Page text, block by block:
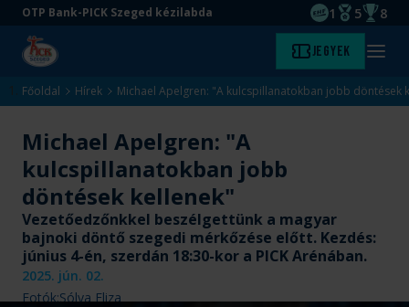
Ugrás
tartalomra
Ugrás
aljára
OTP Bank-PICK Szeged kézilabda
EHF
1
Magyar
5 8
Kezdőlap Jegyek Menü
Főoldal Hírek Michael Apelgren: "A kulcspillanatokban jobb döntések
Michael Apelgren: "A
kulcspillanatokban jobb
döntések kellenek"
Vezetőedzőnkkel beszélgettünk a magyar
bajnoki döntő szegedi mérkőzése előtt. Kezdés:
június 4-én, szerdán 18:30-kor a PICK Arénában.
2025. jún. 02.
Fotók:Sólya Eliza